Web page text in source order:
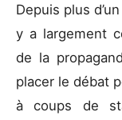
Depuis plus
y a largement
de la
placer le débat
à coups de